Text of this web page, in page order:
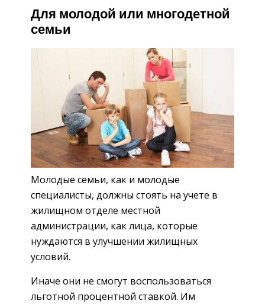
Для молодой или многодетной
семьи
Молодые семьи, как и молодые
специалисты, должны стоять на учете в
жилищном отделе местной
администрации, как лица, которые
нуждаются в улучшении жилищных
условий.
Иначе они не смогут воспользоваться
льготной процентной ставкой. Им